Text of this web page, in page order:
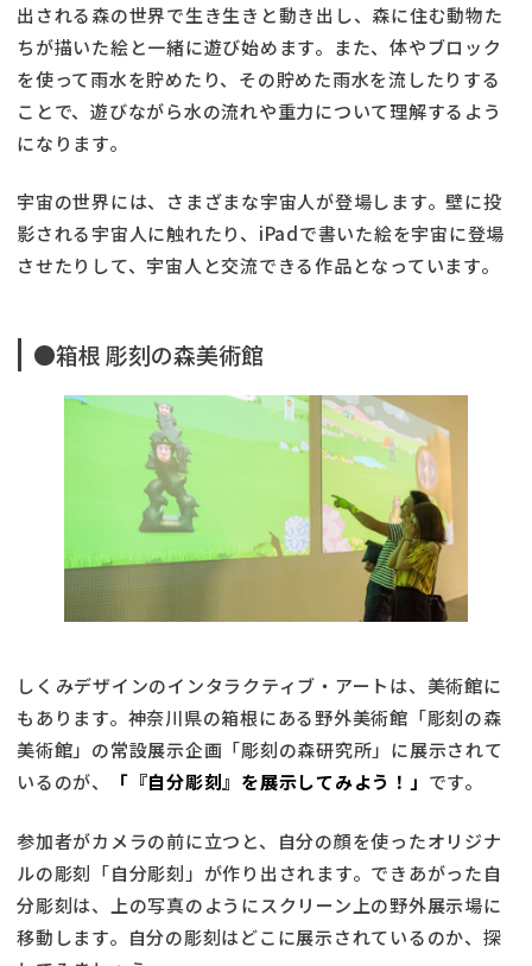
出される森の世界で生き生きと動き出し、森に住む動物た
ちが描いた絵と一緒に遊び始めます。また、体やブロック
を使って雨水を貯めたり、その貯めた雨水を流したりする
ことで、遊びながら水の流れや重力について理解するよう
になります。
宇宙の世界には、さまざまな宇宙人が登場します。壁に投
影される宇宙人に触れたり、iPadで書いた絵を宇宙に登場
させたりして、宇宙人と交流できる作品となっています。
●箱根 彫刻の森美術館
しくみデザインのインタラクティブ・アートは、美術館に
もあります。神奈川県の箱根にある野外美術館「彫刻の森
美術館」の常設展示企画「彫刻の森研究所」に展示されて
いるのが、
「『自分彫刻』を展示してみよう！」 です。
参加者がカメラの前に立つと、自分の顔を使ったオリジナ
ルの彫刻「自分彫刻」が作り出されます。できあがった自
分彫刻は、上の写真のようにスクリーン上の野外展示場に
移動します。自分の彫刻はどこに展示されているのか、探